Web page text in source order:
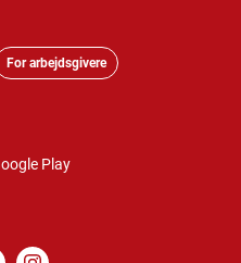
For arbejdsgivere